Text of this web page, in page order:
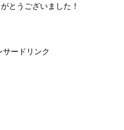
とうございました！
サードリンク